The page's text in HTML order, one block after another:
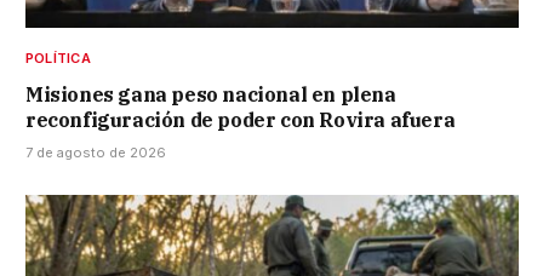
POLÍTICA
Misiones gana peso nacional en plena
reconfiguración de poder con Rovira afuera
7 de agosto de 2026